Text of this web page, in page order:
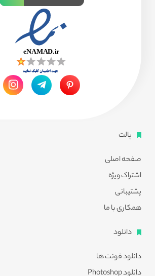
پالت
صفحه اصلی
اشتراک ویژه
پشتیبانی
همکاری با ما
دانلود
دانلود فونت ها
دانلود Photoshop